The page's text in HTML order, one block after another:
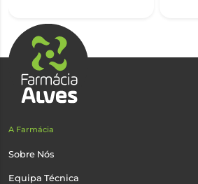
A Farmácia
Sobre Nós
Equipa Técnica